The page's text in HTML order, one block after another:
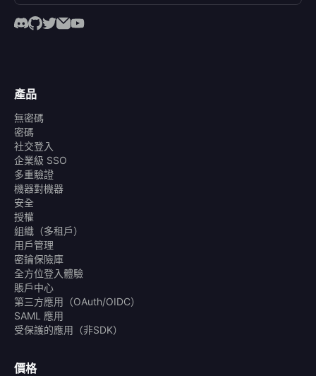
產品
無密碼
密碼
社交登入
企業級 SSO
多重驗證
機器對機器
安全
授權
組織（多租戶）
用戶管理
密鑰保險庫
全方位登入體驗
賬戶中心
第三方應用（OAuth/OIDC）
SAML 應用
受保護的應用（非SDK）
價格